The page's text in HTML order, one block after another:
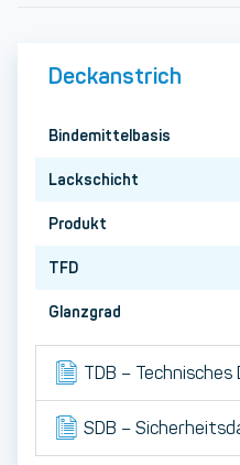
Deckanstrich
Bindemittelbasis
Lackschicht
Produkt
TFD
Glanzgrad
TDB –
SDB –